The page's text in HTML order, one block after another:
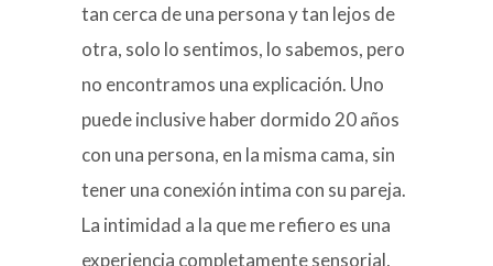
tan cerca de una persona y tan lejos de
otra, solo lo sentimos, lo sabemos, pero
no encontramos una explicación. Uno
puede inclusive haber dormido 20 años
con una persona, en la misma cama, sin
tener una conexión intima con su pareja.
La intimidad a la que me refiero es una
experiencia completamente sensorial,